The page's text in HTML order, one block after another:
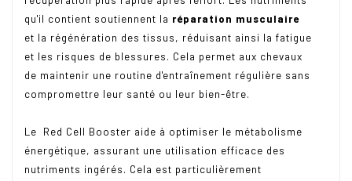
qu'il contient soutiennent la réparation musculaire
et la régénération des tissus, réduisant ainsi la fatigue
et les risques de blessures. Cela permet aux chevaux
de maintenir une routine d'entraînement régulière sans
compromettre leur santé ou leur bien-être.
Le Red Cell Booster aide à optimiser le métabolisme
énergétique, assurant une utilisation efficace des
nutriments ingérés. Cela est particulièrement